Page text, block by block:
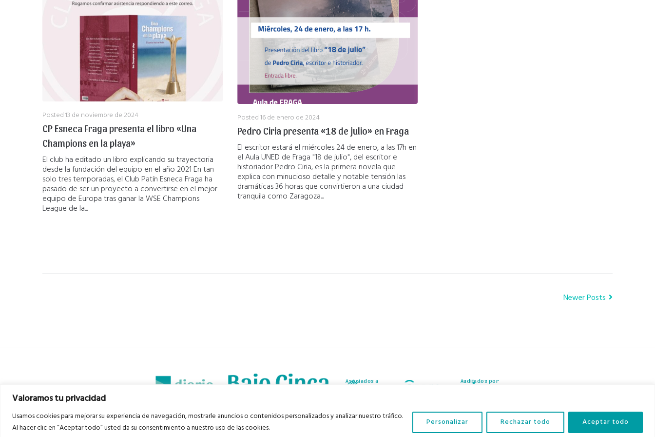
Valoramos tu privacidad
Usamos cookies para mejorar su experiencia de navegación, mostrarle anuncios o contenidos personalizados y analizar nuestro tráfico.
Al hacer clic en “Aceptar todo” usted da su consentimiento a nuestro uso de las cookies.
Personalizar Rechazar todo Aceptar todo
Posted13 de noviembre de 2024
CP Esneca Fraga presenta el libro «Una
Champions en la playa»
El club ha editado un libro explicando su trayectoria
desde la fundación del equipo en el año 2021 En tan
solo tres temporadas, el Club Patín Esneca Fraga ha
pasado de ser un proyecto a convertirse en el mejor
equipo de Europa tras ganar la WSE Champions
League de la...
Posted16 de enero de 2024
Pedro Ciria presenta «18 de julio» en Fraga
El escritor estará el miércoles 24 de enero, a las 17h en
el Aula UNED de Fraga "18 de julio", del escritor e
historiador Pedro Ciria, es la primera novela que
explica con minucioso detalle y notable tensión las
dramáticas 36 horas que convirtieron a una ciudad
tranquila como Zaragoza...
Newer Posts
Asociados a Asociados a Auditados por
Política de Cookies|Contacto